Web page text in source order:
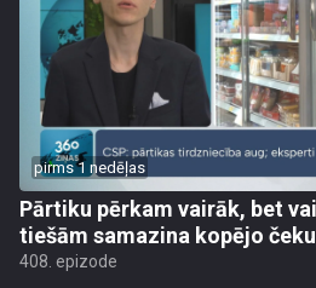
pirms 1 nedēļas
Pārtiku pērkam vairāk, bet
tiešām samazina kopējo
408. epizode